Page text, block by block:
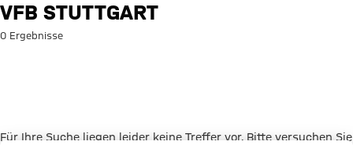
Suche: VfB Stuttgart
VFB STUTTGART
0 Ergebnisse
Für Ihre Suche liegen leider keine Treffer vor. Bitte versuchen Sie